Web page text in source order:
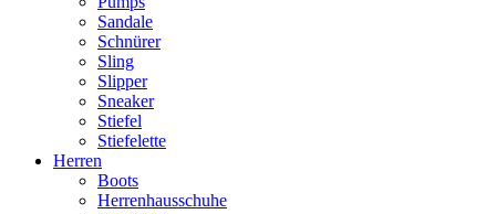
Sandale
Schnürer
Sling
Slipper
Sneaker
Stiefel
Stiefelette
Herren
Boots
Herrenhausschuhe